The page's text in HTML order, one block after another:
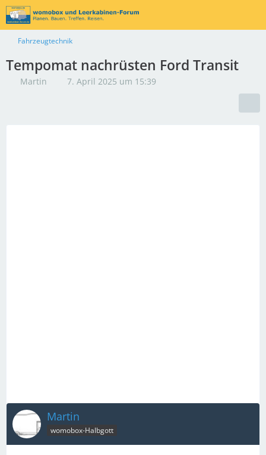
Fahrzeugtechnik
Tempomat nachrüsten Ford Transit
Martin 7. April 2025 um 15:39
Martin
womobox-Halbgott